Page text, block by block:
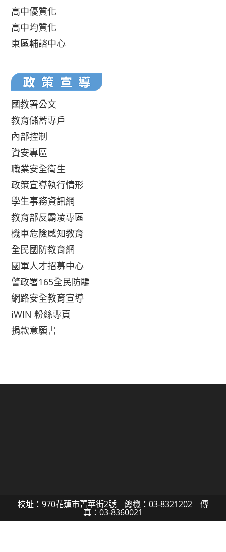
高中優質化
高中均質化
東區輔諮中心
國教署公文
教育儲蓄專戶
內部控制
資安專區
職業安全衛生
政策宣導執行情形
學生事務資訊網
教育部反霸凌專區
機車危險感知教育
全民國防教育網
國軍人才招募中心
警政署165全民防騙
網路安全教育宣導
iWIN 粉絲專頁
捐款意願書
校址：970花蓮市菁華街2號 總機：03-8321202 傳
真：03-8360021